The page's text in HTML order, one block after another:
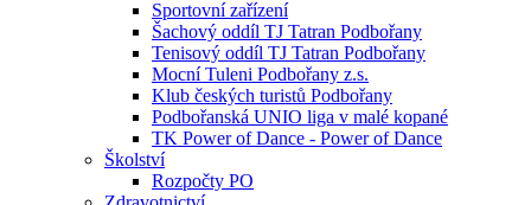
Sportovní zařízení
Šachový oddíl TJ Tatran Podbořany
Tenisový oddíl TJ Tatran Podbořany
Mocní Tuleni Podbořany z.s.
Klub českých turistů Podbořany
Podbořanská UNIO liga v malé kopané
TK Power of Dance - Power of Dance
Školství
Rozpočty PO